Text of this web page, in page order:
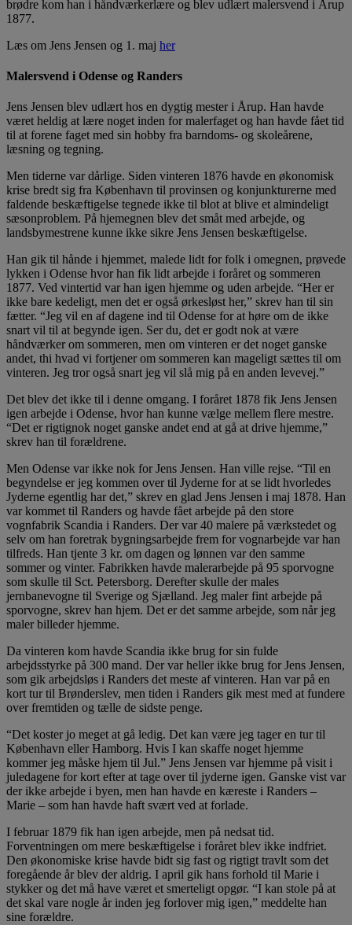
brødre kom han i håndværkerlære og blev udlært malersvend i Årup
1877.
Læs om Jens Jensen og 1. maj her
Malersvend i Odense og Randers
Jens Jensen blev udlært hos en dygtig mester i Årup. Han havde
været heldig at lære noget inden for malerfaget og han havde fået tid
til at forene faget med sin hobby fra barndoms- og skoleårene,
læsning og tegning.
Men tiderne var dårlige. Siden vinteren 1876 havde en økonomisk
krise bredt sig fra København til provinsen og konjunkturerne med
faldende beskæftigelse tegnede ikke til blot at blive et almindeligt
sæsonproblem. På hjemegnen blev det småt med arbejde, og
landsbymestrene kunne ikke sikre Jens Jensen beskæftigelse.
Han gik til hånde i hjemmet, malede lidt for folk i omegnen, prøvede
lykken i Odense hvor han fik lidt arbejde i foråret og sommeren
1877. Ved vintertid var han igen hjemme og uden arbejde. “Her er
ikke bare kedeligt, men det er også ørkesløst her,” skrev han til sin
fætter. “Jeg vil en af dagene ind til Odense for at høre om de ikke
snart vil til at begynde igen. Ser du, det er godt nok at være
håndværker om sommeren, men om vinteren er det noget ganske
andet, thi hvad vi fortjener om sommeren kan mageligt sættes til om
vinteren. Jeg tror også snart jeg vil slå mig på en anden levevej.”
Det blev det ikke til i denne omgang. I foråret 1878 fik Jens Jensen
igen arbejde i Odense, hvor han kunne vælge mellem flere mestre.
“Det er rigtignok noget ganske andet end at gå at drive hjemme,”
skrev han til forældrene.
Men Odense var ikke nok for Jens Jensen. Han ville rejse. “Til en
begyndelse er jeg kommen over til Jyderne for at se lidt hvorledes
Jyderne egentlig har det,” skrev en glad Jens Jensen i maj 1878. Han
var kommet til Randers og havde fået arbejde på den store
vognfabrik Scandia i Randers. Der var 40 malere på værkstedet og
selv om han foretrak bygningsarbejde frem for vognarbejde var han
tilfreds. Han tjente 3 kr. om dagen og lønnen var den samme
sommer og vinter. Fabrikken havde malerarbejde på 95 sporvogne
som skulle til Sct. Petersborg. Derefter skulle der males
jernbanevogne til Sverige og Sjælland. Jeg maler fint arbejde på
sporvogne, skrev han hjem. Det er det samme arbejde, som når jeg
maler billeder hjemme.
Da vinteren kom havde Scandia ikke brug for sin fulde
arbejdsstyrke på 300 mand. Der var heller ikke brug for Jens Jensen,
som gik arbejdsløs i Randers det meste af vinteren. Han var på en
kort tur til Brønderslev, men tiden i Randers gik mest med at fundere
over fremtiden og tælle de sidste penge.
“Det koster jo meget at gå ledig. Det kan være jeg tager en tur til
København eller Hamborg. Hvis I kan skaffe noget hjemme
kommer jeg måske hjem til Jul.” Jens Jensen var hjemme på visit i
juledagene for kort efter at tage over til jyderne igen. Ganske vist var
der ikke arbejde i byen, men han havde en kæreste i Randers –
Marie – som han havde haft svært ved at forlade.
I februar 1879 fik han igen arbejde, men på nedsat tid.
Forventningen om mere beskæftigelse i foråret blev ikke indfriet.
Den økonomiske krise havde bidt sig fast og rigtigt travlt som det
foregående år blev der aldrig. I april gik hans forhold til Marie i
stykker og det må have været et smerteligt opgør. “I kan stole på at
det skal vare nogle år inden jeg forlover mig igen,” meddelte han
sine forældre.